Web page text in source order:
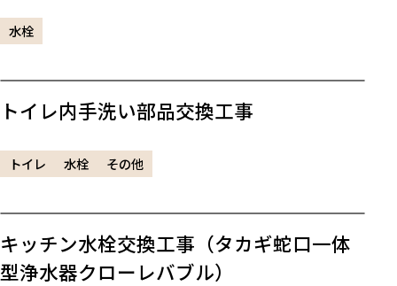
水栓
トイレ内手洗い部品交換工事
トイレ 水栓 その他
キッチン水栓交換工事（タカギ蛇口一体
型浄水器クローレバブル）